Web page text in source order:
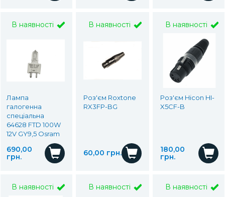
В наявності
Лампа
галогенна
спеціальна
64628 FTD 100W
12V GY9,5 Osram
690,00
грн.
В наявності
Роз'єм Roxtone
RX3FP-BG
60,00 грн.
В наявності
Роз'єм Hicon HI-
X5CF-B
180,00
грн.
В наявності В наявності В наявності